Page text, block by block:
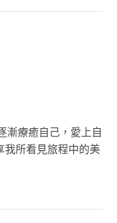
漸療癒自己，愛上自
我所看見旅程中的美